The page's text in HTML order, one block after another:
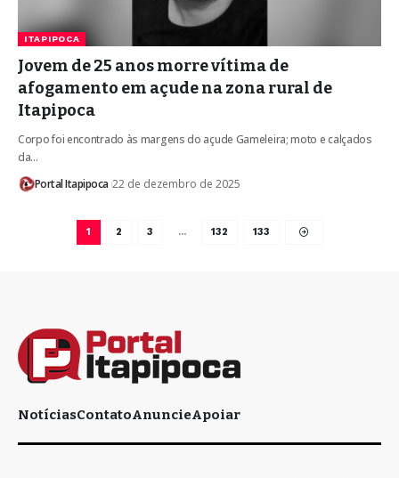
ITAPIPOCA
Jovem de 25 anos morre vítima de
afogamento em açude na zona rural de
Itapipoca
Corpo foi encontrado às margens do açude Gameleira; moto e calçados
da…
Portal Itapipoca 22 de dezembro de 2025
1 2 3 … 132 133
NotíciasContatoAnuncieApoiar